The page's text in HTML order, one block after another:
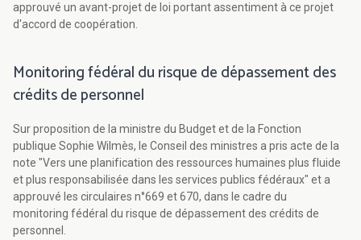
approuvé un avant-projet de loi portant assentiment à ce projet
d'accord de coopération.
Monitoring fédéral du risque de dépassement des
crédits de personnel
Sur proposition de la ministre du Budget et de la Fonction
publique Sophie Wilmès, le Conseil des ministres a pris acte de la
note "Vers une planification des ressources humaines plus fluide
et plus responsabilisée dans les services publics fédéraux" et a
approuvé les circulaires n°669 et 670, dans le cadre du
monitoring fédéral du risque de dépassement des crédits de
personnel.